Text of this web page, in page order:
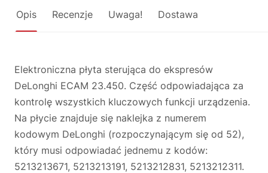
Opis Recenzje Uwaga! Dostawa
Elektroniczna płyta sterująca do ekspresów
DeLonghi ECAM 23.450. Część odpowiadająca za
kontrolę wszystkich kluczowych funkcji urządzenia.
Na płycie znajduje się naklejka z numerem
kodowym DeLonghi (rozpoczynającym się od 52),
który musi odpowiadać jednemu z kodów:
5213213671, 5213213191, 5213212831, 5213212311.